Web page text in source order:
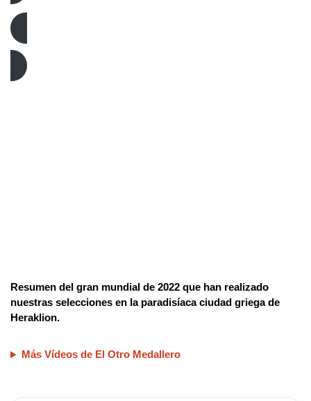
Resumen del gran mundial de 2022 que han realizado
nuestras selecciones en la paradisíaca ciudad griega de
Heraklion.
Más Vídeos de El Otro Medallero